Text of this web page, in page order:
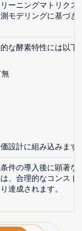
ーニングマトリク
モデリングに基づ
な酵素特性には以下
無
設計に組み込みます
件の導入後に顕著
、合理的なコンス
達成されます。